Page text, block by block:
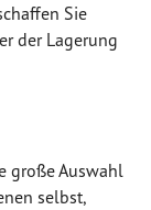
Sie
der Lagerung
große Auswahl
selbst,